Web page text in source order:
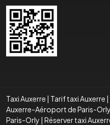
Taxi Auxerre | Tarif taxi Auxerre |
Auxerre-Aéroport de Paris-Orly
Paris-Orly | Réserver taxi